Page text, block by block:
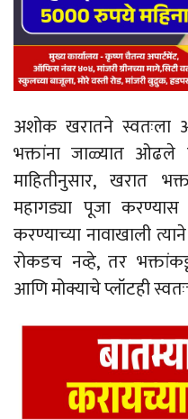
अशोक खरातने स्वतःला
भक्तांना जाळ्यात ओढले
माहितीनुसार, खरात
महागड्या पूजा
करण्याच्या नावाखाली
रोकडच नव्हे, तर
आणि मोक्याचे प्लॉटही